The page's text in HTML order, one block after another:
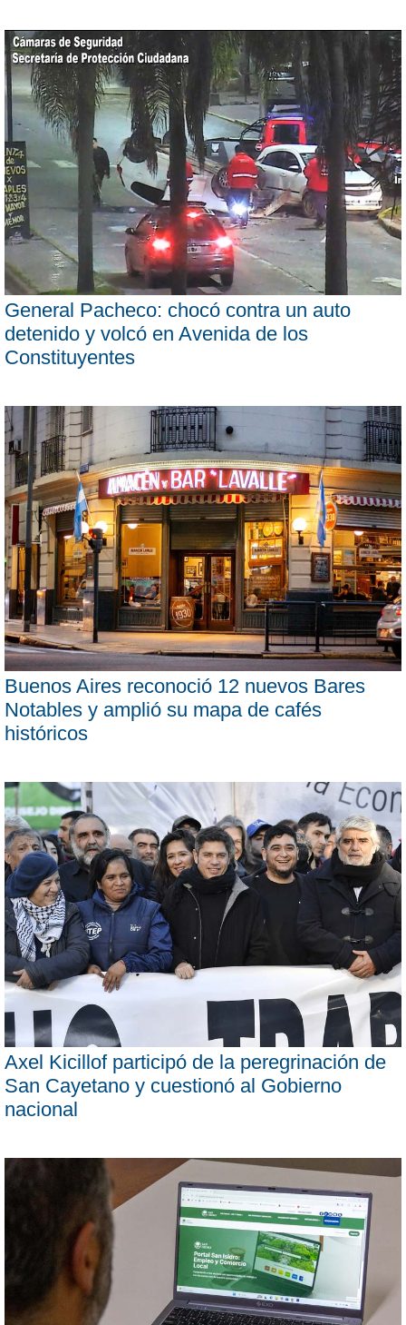
General Pacheco: chocó contra un auto
detenido y volcó en Avenida de los
Constituyentes
Buenos Aires reconoció 12 nuevos Bares
Notables y amplió su mapa de cafés
históricos
Axel Kicillof participó de la peregrinación de
San Cayetano y cuestionó al Gobierno
nacional